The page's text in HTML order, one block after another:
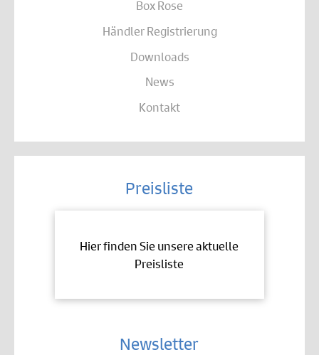
Box Rose
Händler Registrierung
Downloads
News
Kontakt
Preisliste
Hier finden Sie unsere aktuelle
Preisliste
Newsletter